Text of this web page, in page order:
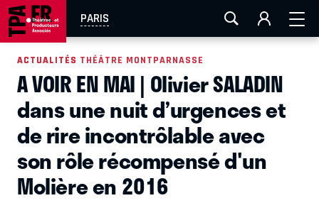
PARIS
AIX-MARSEILLE LA ROCHELLE
EN TOURNÉE
ACTUALITÉS
ACTUALITÉS THÉÂTRE MONTPARNASSE
A VOIR EN MAI | Olivier SALADIN
dans une nuit d’urgences et
de rire incontrôlable avec
son rôle récompensé d'un
Molière en 2016